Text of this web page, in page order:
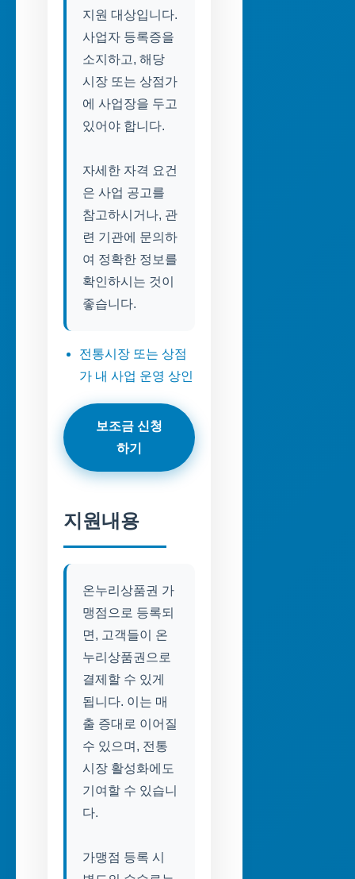
지원 대상입니다.
사업자 등록증을
소지하고, 해당
시장 또는 상점가
에 사업장을 두고
있어야 합니다.
자세한 자격 요건
은 사업 공고를
참고하시거나, 관
련 기관에 문의하
여 정확한 정보를
확인하시는 것이
좋습니다.
전통시장 또는 상점
가 내 사업 운영 상인
보조금 신청
하기
지원내용
온누리상품권 가
맹점으로 등록되
면, 고객들이 온
누리상품권으로
결제할 수 있게
됩니다. 이는 매
출 증대로 이어질
수 있으며, 전통
시장 활성화에도
기여할 수 있습니
다.
가맹점 등록 시